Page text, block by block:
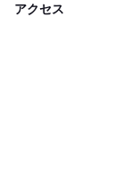
アクセス